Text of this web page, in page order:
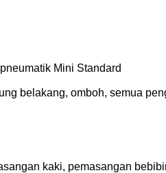
Mini Standard
belakang, omboh, semua
kaki, pemasangan